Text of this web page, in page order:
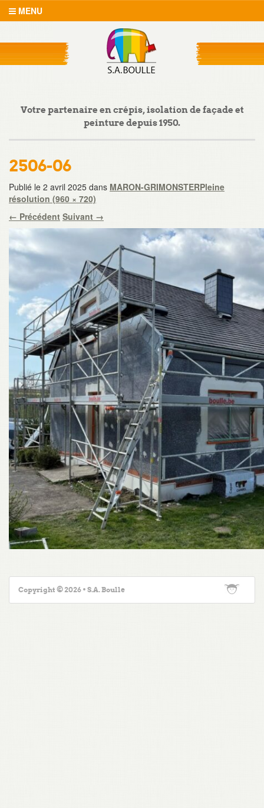
MENU
Votre partenaire en crépis, isolation de façade et
peinture depuis 1950.
2506-06
Publié le 2 avril 2025 dans MARON-GRIMONSTERPleine
résolution (960 × 720)
← Précédent Suivant →
Copyright © 2026 • S.A. Boulle